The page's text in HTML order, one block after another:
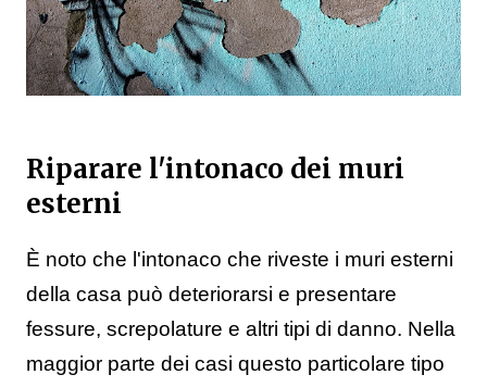
Riparare l'intonaco dei muri
esterni
È noto che l'intonaco che riveste i muri esterni
della casa può deteriorarsi e presentare
fessure, screpolature e altri tipi di danno. Nella
maggior parte dei casi questo particolare tipo